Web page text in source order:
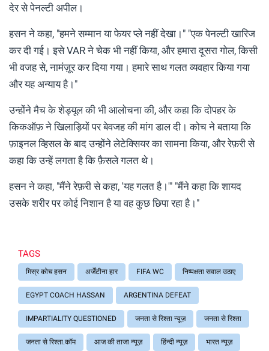
देर से पेनल्टी अपील।
हसन ने कहा, "हमने सम्मान या फेयर प्ले नहीं देखा।" "एक पेनल्टी खारिज
कर दी गई। इसे VAR ने चेक भी नहीं किया, और हमारा दूसरा गोल, किसी
भी वजह से, नामंज़ूर कर दिया गया। हमारे साथ गलत व्यवहार किया गया
और यह अन्याय है।"
उन्होंने मैच के शेड्यूल की भी आलोचना की, और कहा कि दोपहर के
किकऑफ़ ने खिलाड़ियों पर बेवजह की मांग डाल दी। कोच ने बताया कि
फ़ाइनल व्हिसल के बाद उन्होंने लेटेक्सियर का सामना किया, और रेफ़री से
कहा कि उन्हें लगता है कि फ़ैसले गलत थे।
हसन ने कहा, "मैंने रेफ़री से कहा, 'यह गलत है।'" "मैंने कहा कि शायद
उसके शरीर पर कोई निशान है या वह कुछ छिपा रहा है।"
TAGS
मिस्र कोच हसन अर्जेंटीना हार FIFA WC निष्पक्षता सवाल उठाए
EGYPT COACH HASSAN ARGENTINA DEFEAT
IMPARTIALITY QUESTIONED जनता से रिश्ता न्यूज़ जनता से रिश्ता
जनता से रिश्ता.कॉम आज की ताजा न्यूज़ हिंन्दी न्यूज़ भारत न्यूज़